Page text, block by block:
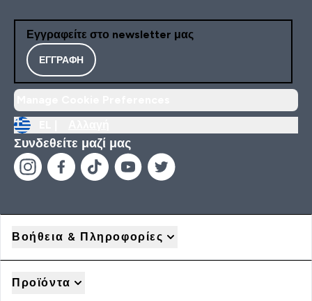
Εγγραφείτε στο newsletter μας
ΕΓΓΡΑΦΉ
Συνδεθείτε μαζί μας
Βοήθεια & Πληροφορίες
Προϊόντα